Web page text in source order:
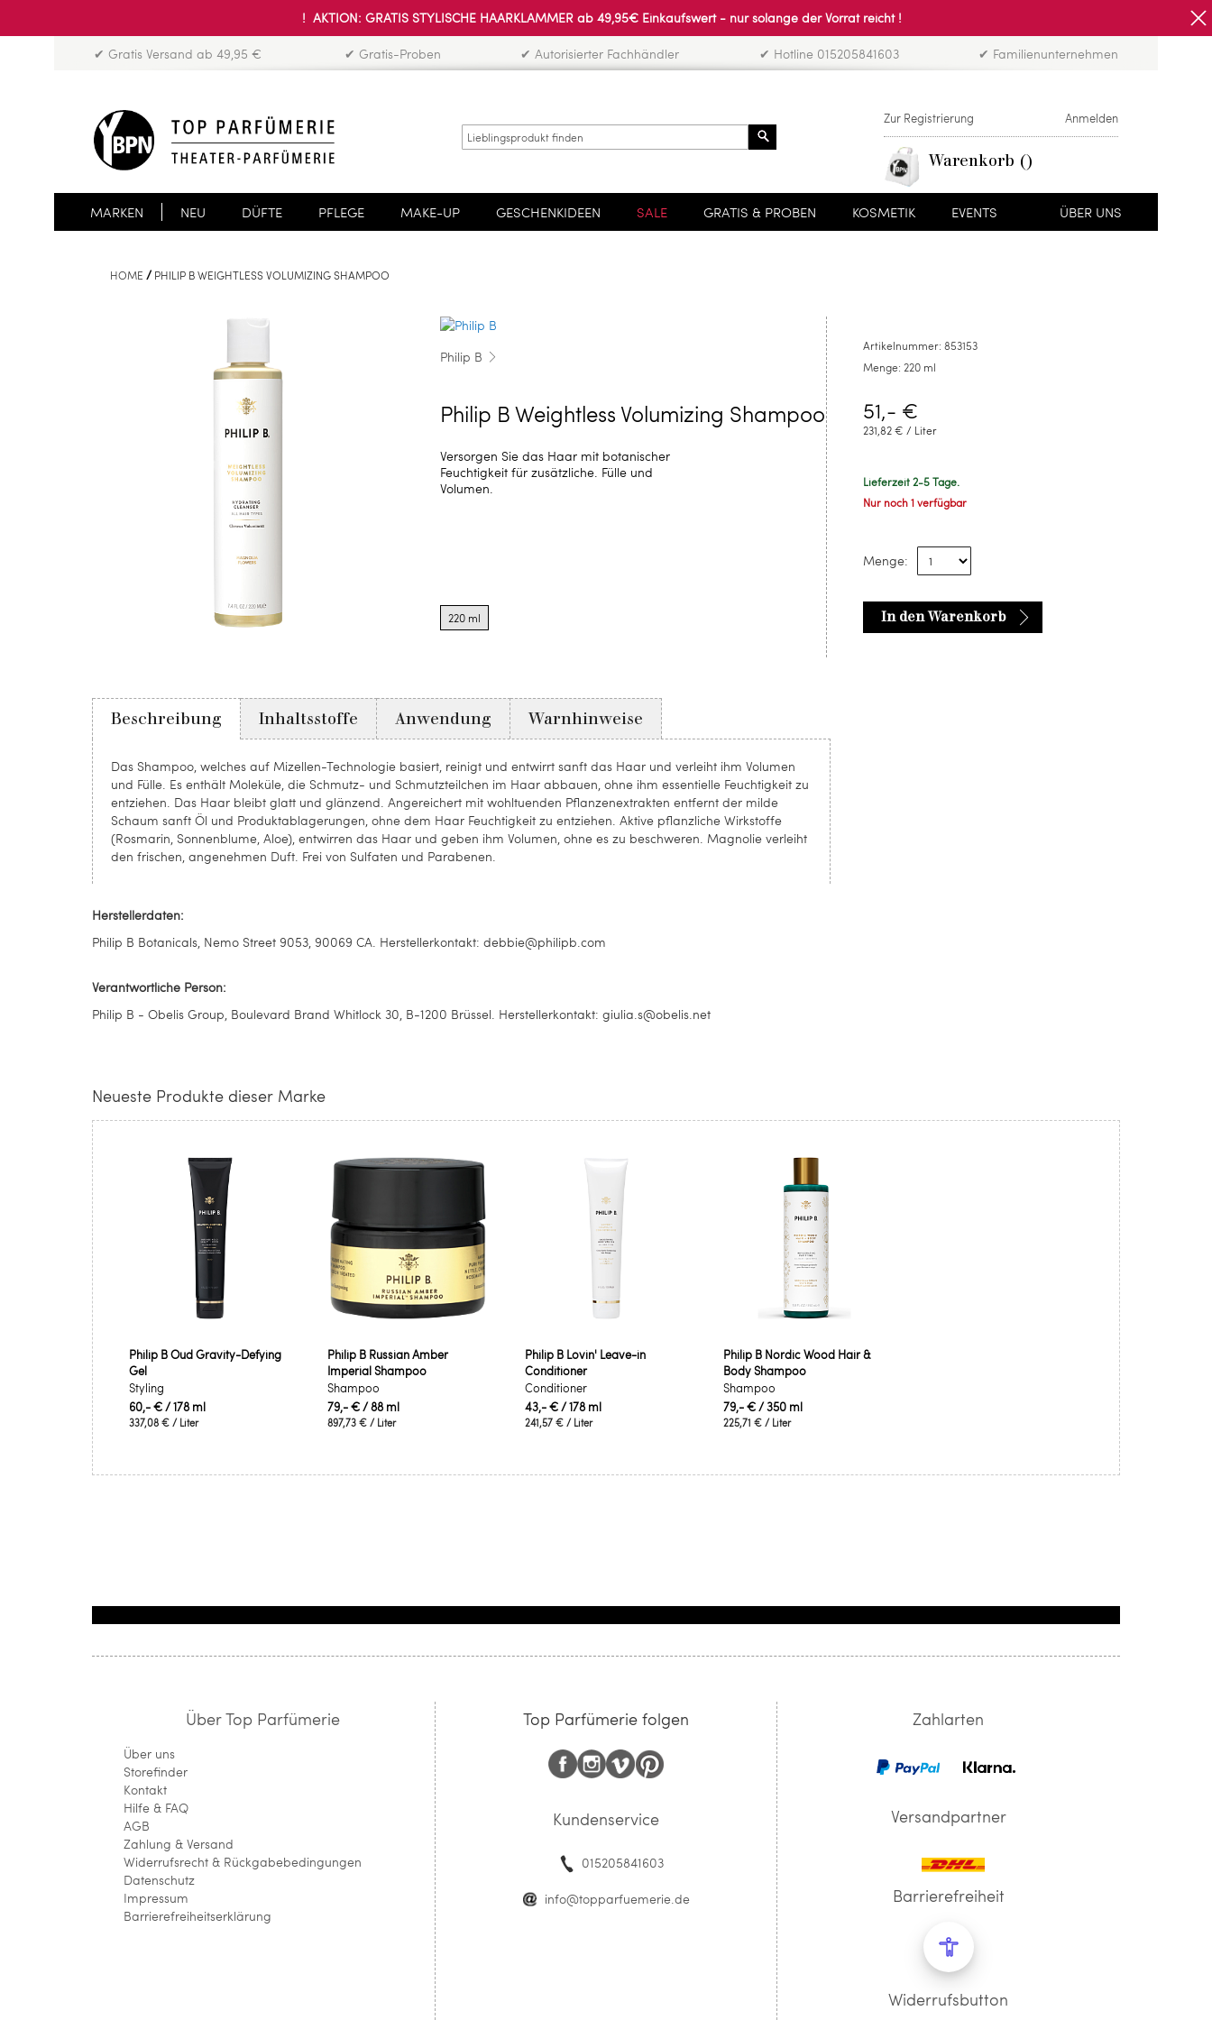
! AKTION: GRATIS STYLISCHE HAARKLAMMER ab 49,95€ Einkaufswert - nur solange der Vorrat reicht !
✔ Gratis Versand ab 49,95 € ✔ Gratis-Proben ✔ Autorisierter Fachhändler ✔ Hotline 015205841603 ✔ Familienunternehmen
Zur Registrierung Anmelden
Warenkorb
MARKEN NEU DÜFTE PFLEGE MAKE-UP GESCHENKIDEEN SALE GRATIS & PROBEN KOSMETIK EVENTS ÜBER UNS
HOME PHILIP B WEIGHTLESS VOLUMIZING SHAMPOO
Philip B
Philip B Weightless Volumizing Shampoo
Versorgen Sie das Haar mit botanischer
Feuchtigkeit für zusätzliche. Fülle und
Volumen.
options
for
220 ml
Artikelnummer: 853153
Menge: 220 ml
51,- €
231,82 € / Liter
Lieferzeit 2-5 Tage.
Nur noch 1 verfügbar
Menge:
In den Warenkorb
Beschreibung
Das Shampoo, welches auf Mizellen-Technologie basiert, reinigt und entwirrt sanft das Haar und verleiht ihm Volumen
und Fülle. Es enthält Moleküle, die Schmutz- und Schmutzteilchen im Haar abbauen, ohne ihm essentielle Feuchtigkeit zu
entziehen. Das Haar bleibt glatt und glänzend. Angereichert mit wohltuenden Pflanzenextrakten entfernt der milde
Schaum sanft Öl und Produktablagerungen, ohne dem Haar Feuchtigkeit zu entziehen. Aktive pflanzliche Wirkstoffe
(Rosmarin, Sonnenblume, Aloe), entwirren das Haar und geben ihm Volumen, ohne es zu beschweren. Magnolie verleiht
den frischen, angenehmen Duft. Frei von Sulfaten und Parabenen.
Inhaltsstoffe Anwendung Warnhinweise
Herstellerdaten:
Philip B Botanicals, Nemo Street 9053, 90069 CA. Herstellerkontakt: debbie@philipb.com
Verantwortliche Person:
Philip B - Obelis Group, Boulevard Brand Whitlock 30, B-1200 Brüssel. Herstellerkontakt: giulia.s@obelis.net
Neueste Produkte dieser Marke
Philip B Oud Gravity-Defying
Gel
Styling
60,- €/ 178 ml
337,08 € / Liter
Philip B Russian Amber
Imperial Shampoo
Shampoo
79,- €/ 88 ml
897,73 €/ Liter
Philip B Lovin' Leave-in
Conditioner
Conditioner
43,- €/ 178 ml
241,57 € / Liter
Philip B Nordic Wood Hair &
Body Shampoo
Shampoo
79,- €/ 350 ml
225,71 €/ Liter
Über Top Parfümerie
Über uns
Storefinder
Kontakt
Hilfe & FAQ
AGB
Zahlung & Versand
Widerrufsrecht & Rückgabebedingungen
Datenschutz
Impressum
Barrierefreiheitserklärung
Top Parfümerie folgen
Kundenservice
015205841603
info@topparfuemerie.de
Zahlarten
Versandpartner
Barrierefreiheit
Widerrufsbutton